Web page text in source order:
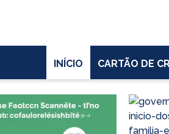
INÍCIO CARTÃO DE